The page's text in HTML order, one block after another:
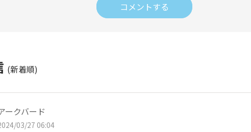
コメントする
(新着順)
ークバード
03/27 06:04